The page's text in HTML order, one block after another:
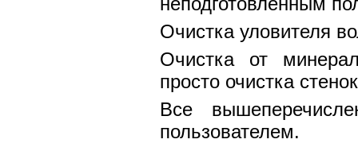
Очистка уловителя
Очистка от
просто очистка
Все
пользователем.